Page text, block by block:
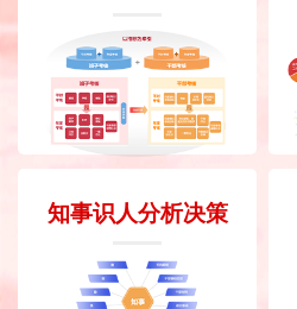
知事识人分析决策